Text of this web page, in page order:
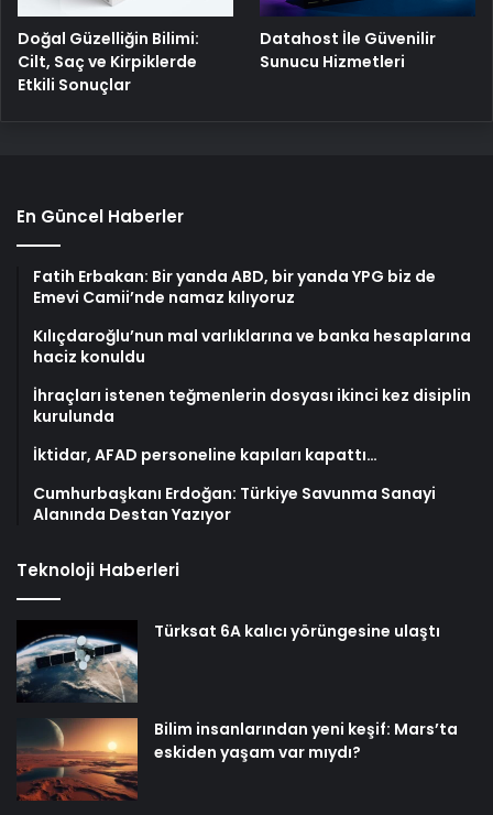
Doğal Güzelliğin Bilimi:
Cilt, Saç ve Kirpiklerde
Etkili Sonuçlar
Datahost İle Güvenilir
Sunucu Hizmetleri
En Güncel Haberler
Fatih Erbakan: Bir yanda ABD, bir yanda YPG biz de
Emevi Camii’nde namaz kılıyoruz
Kılıçdaroğlu’nun mal varlıklarına ve banka hesaplarına
haciz konuldu
İhraçları istenen teğmenlerin dosyası ikinci kez disiplin
kurulunda
İktidar, AFAD personeline kapıları kapattı…
Cumhurbaşkanı Erdoğan: Türkiye Savunma Sanayi
Alanında Destan Yazıyor
Teknoloji Haberleri
Türksat 6A kalıcı yörüngesine ulaştı
Bilim insanlarından yeni keşif: Mars’ta
eskiden yaşam var mıydı?